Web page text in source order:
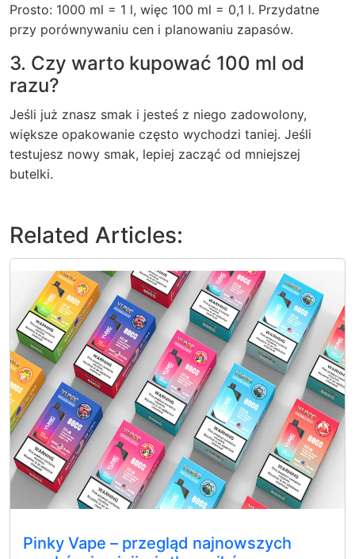
Prosto: 1000 ml = 1 l, więc 100 ml = 0,1 l. Przydatne
przy porównywaniu cen i planowaniu zapasów.
3. Czy warto kupować 100 ml od
razu?
Jeśli już znasz smak i jesteś z niego zadowolony,
większe opakowanie często wychodzi taniej. Jeśli
testujesz nowy smak, lepiej zacząć od mniejszej
butelki.
Related Articles:
Pinky Vape – przegląd najnowszych